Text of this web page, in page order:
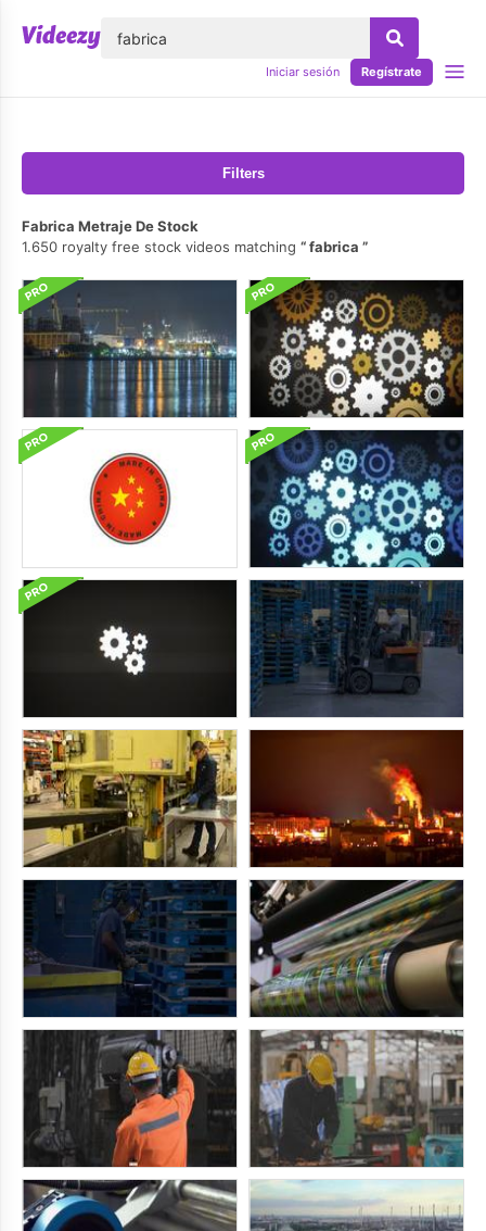
Iniciar sesión Regístrate
Filters
Fabrica Metraje De Stock
1.650 royalty free stock videos matching
fabrica